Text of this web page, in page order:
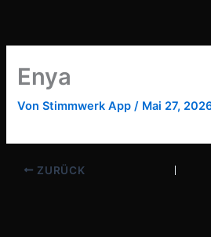
springen
Enya
VonStimmwerk App/ Mai 27,
ZURÜCK